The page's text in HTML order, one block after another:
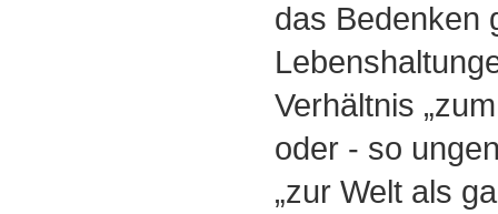
das Bedenken
Verhältnis
oder - so
„zur Welt als